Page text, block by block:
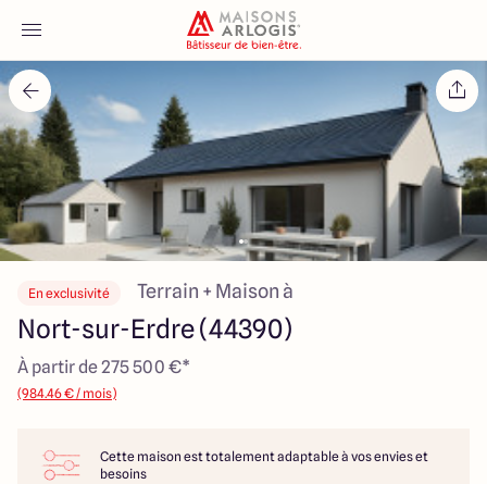
Accueil
Nos maisons
Nos annonces
Votre projet
Qui sommes-nous
Maisons ARLOGIS Nantes
En exclusivité Terrain + Maison à
Nort-sur-Erdre (44390)
À partir de 275 500 €*
(984.46 € / mois)
Cette maison est totalement adaptable à vos envies et
besoins